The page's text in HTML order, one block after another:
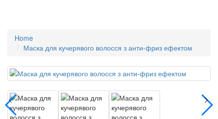
Home
Маска для кучерявого волосся з анти-фриз ефектом